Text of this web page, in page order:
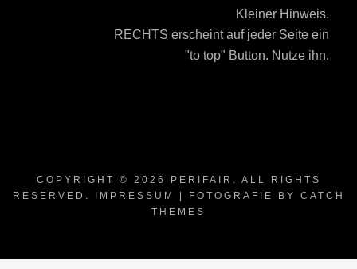
Kleiner Hinweis.
RECHTS erscheint auf jeder Seite ein
"to top" Button. Nutze ihn.
COPYRIGHT © 2026 PERIFAIR . ALL RIGHTS
RESERVED.
IMPRESSUM | FOTOGRAFIE BY CATCH
THEMES